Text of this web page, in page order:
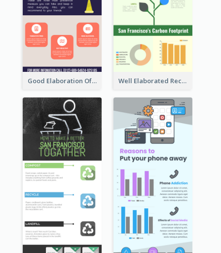
Good Elaboration Of Cancer Cases Infographic Design Template Well Elaborated Recycling Illustration Tips Design Infographic